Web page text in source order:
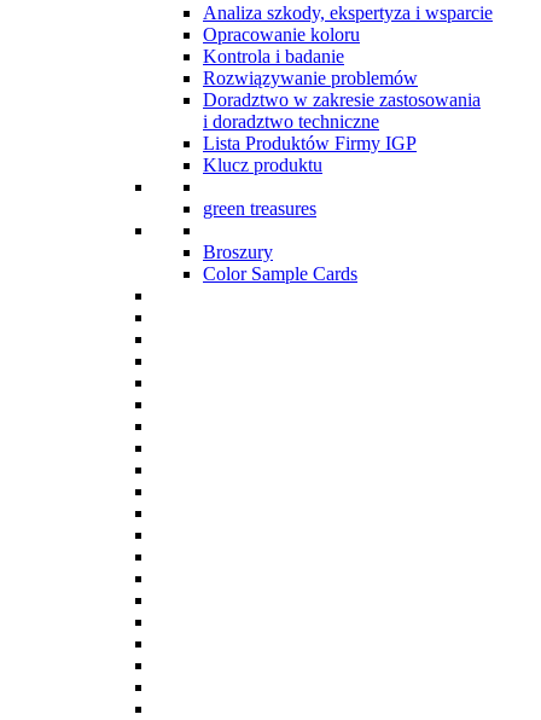
Analiza szkody, ekspertyza i wsparcie
Opracowanie koloru
Kontrola i badanie
Rozwiązywanie problemów
Doradztwo w zakresie zastosowania
i doradztwo techniczne
Lista Produktów Firmy IGP
Klucz produktu
green treasures
Broszury
Color Sample Cards